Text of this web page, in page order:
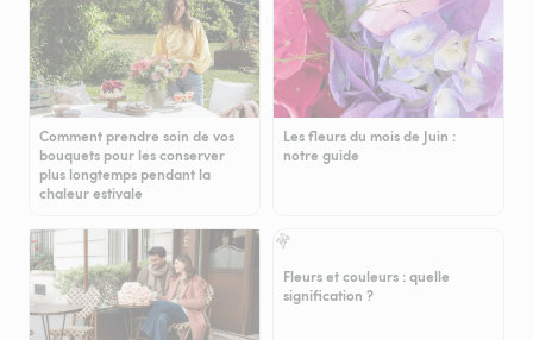
Comment prendre soin de vos
bouquets pour les conserver
plus longtemps pendant la
chaleur estivale
Les fleurs du mois de Juin :
notre guide
Fleurs et couleurs : quelle
signification ?